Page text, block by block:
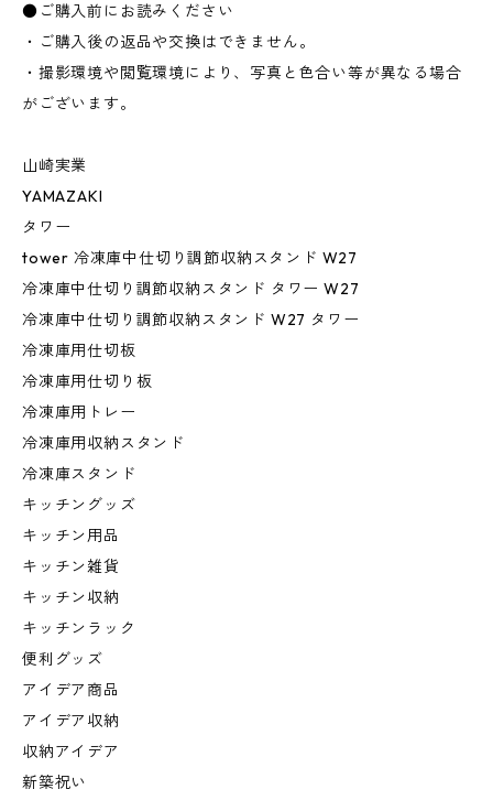
●ご購入前にお読みください
・ご購入後の返品や交換はできません。
・撮影環境や閲覧環境により、写真と色合い等が異なる場合
がございます。
山崎実業
YAMAZAKI
タワー
tower 冷凍庫中仕切り調節収納スタンド W27
冷凍庫中仕切り調節収納スタンド タワー W27
冷凍庫中仕切り調節収納スタンド W27 タワー
冷凍庫用仕切板
冷凍庫用仕切り板
冷凍庫用トレー
冷凍庫用収納スタンド
冷凍庫スタンド
キッチングッズ
キッチン用品
キッチン雑貨
キッチン収納
キッチンラック
便利グッズ
アイデア商品
アイデア収納
収納アイデア
新築祝い